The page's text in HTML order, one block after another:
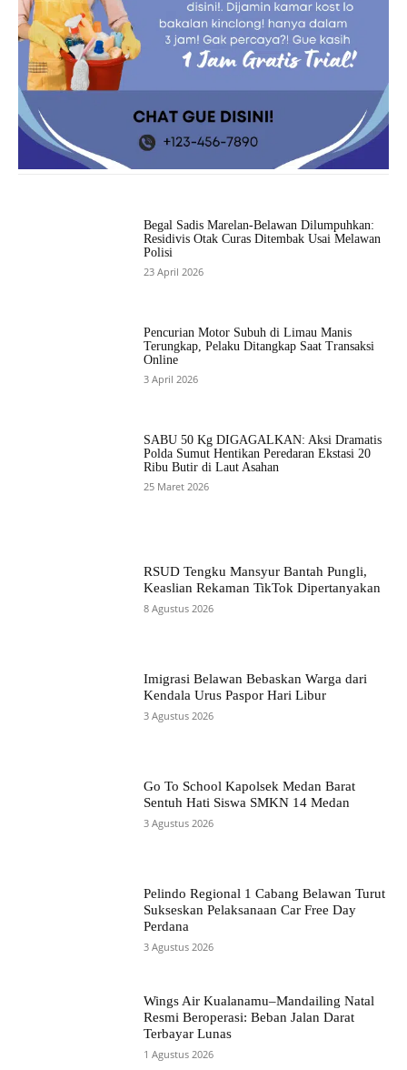
Begal Sadis Marelan-Belawan Dilumpuhkan:
Residivis Otak Curas Ditembak Usai Melawan
Polisi
23 April 2026
Pencurian Motor Subuh di Limau Manis
Terungkap, Pelaku Ditangkap Saat Transaksi
Online
3 April 2026
SABU 50 Kg DIGAGALKAN: Aksi Dramatis
Polda Sumut Hentikan Peredaran Ekstasi 20
Ribu Butir di Laut Asahan
25 Maret 2026
RSUD Tengku Mansyur Bantah Pungli,
Keaslian Rekaman TikTok Dipertanyakan
8 Agustus 2026
Imigrasi Belawan Bebaskan Warga dari
Kendala Urus Paspor Hari Libur
3 Agustus 2026
Go To School Kapolsek Medan Barat
Sentuh Hati Siswa SMKN 14 Medan
3 Agustus 2026
Pelindo Regional 1 Cabang Belawan Turut
Sukseskan Pelaksanaan Car Free Day
Perdana
3 Agustus 2026
Wings Air Kualanamu–Mandailing Natal
Resmi Beroperasi: Beban Jalan Darat
Terbayar Lunas
1 Agustus 2026